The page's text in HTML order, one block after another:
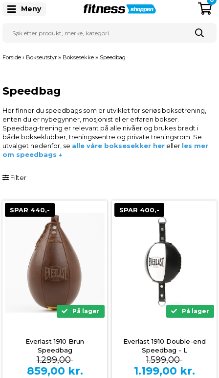
Meny
Forside › Bokseutstyr » Boksesekke » Speedbag
Speedbag
Her finner du speedbags som er utviklet for seriøs boksetrening,
enten du er nybegynner, mosjonist eller erfaren bokser.
Speedbag-trening er relevant på alle nivåer og brukes bredt i
både bokseklubber, treningssentre og private treningsrom. Se
utvalget nedenfor, se alle våre boksesekker her eller les mer
om speedbags ↓
Filter
SPAR 440,-
På lager
Everlast 1910 Brun
Speedbag
1.299,00
859,00 kr.
SPAR 400,-
På lager
Everlast 1910 Double-end
Speedbag - L
1.599,00
1.199,00 kr.